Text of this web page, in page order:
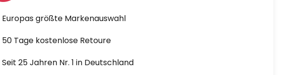
Europas größte Markenauswahl
50 Tage kostenlose Retoure
Seit 25 Jahren Nr. 1 in Deutschland